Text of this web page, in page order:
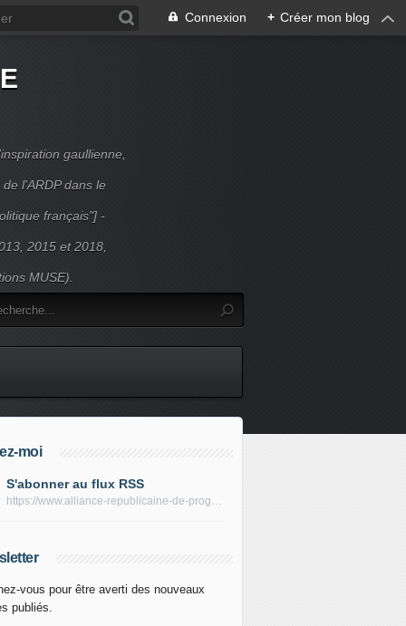
Connexion + Créer mon blog
gaullienne,
l'ARDP dans le
français"] -
2015 et 2018,
MUSE).
moi
S'abonner au flux RSS
https://www.alliance-republicaine-de-progres.com/rss
vous pour être averti des nouveaux
publiés.